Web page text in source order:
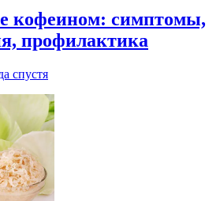
кофеином: симптомы,
профилактика
спустя